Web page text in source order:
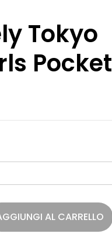
Tokyo
Pocket
AL CARRELLO